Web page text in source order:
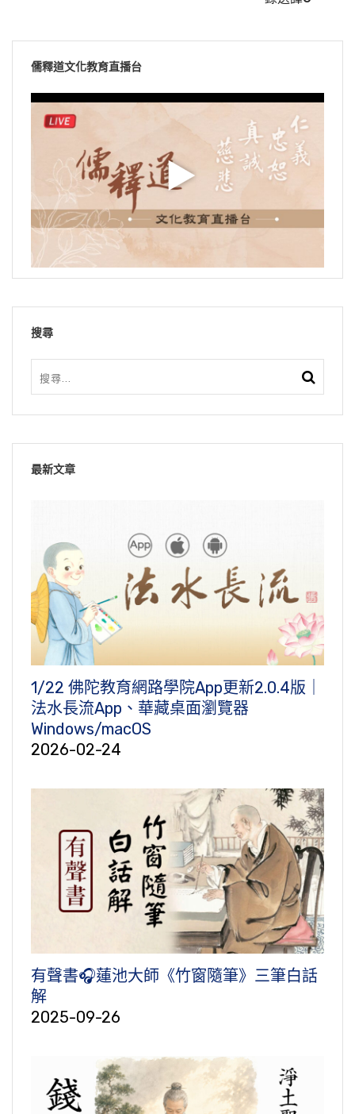
儒釋道文化教育直播台
搜尋
最新文章
1/22 佛陀教育網路學院App更新2.0.4版｜
法水長流App、華藏桌面瀏覽器
Windows/macOS
2026-02-24
有聲書🎧蓮池大師《竹窗隨筆》三筆白話
解
2025-09-26